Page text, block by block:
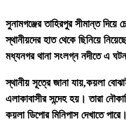
সুনামগঞ্জের তাহিরপুর সীমান্ত
স্থানীয়দের হাত থেকে ছিনিয়ে
মধ্যনগর থানা সংলগ্ন নদীতে এ
স্থানীয় সূত্রে জানা যায়,কয়লা
এলাকাবাসীর সন্দেহ হয়। তারা
কয়লা ডিপোর মিনিপাস দেখাতে